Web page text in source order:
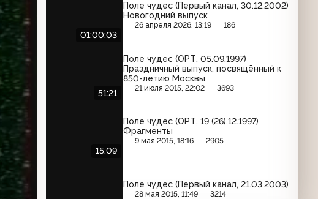
01:00:03
Поле чудес (Первый канал, 30.12.2002)
Новогодний выпуск
26 апреля 2026, 13:19 186
51:21
Поле чудес (ОРТ, 05.09.1997)
Праздничный выпуск, посвящённый к
850-летию Москвы
21 июля 2015, 22:02 3693
15:09
Поле чудес (ОРТ, 19 (26).12.1997)
Фрагменты
9 мая 2015, 18:16 2905
Поле чудес (Первый канал, 21.03.2003)
28 мая 2015, 11:49 3214